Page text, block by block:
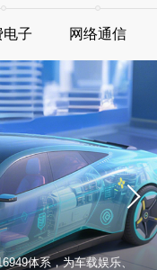
电子 网络通信
体系，为车载娱乐、